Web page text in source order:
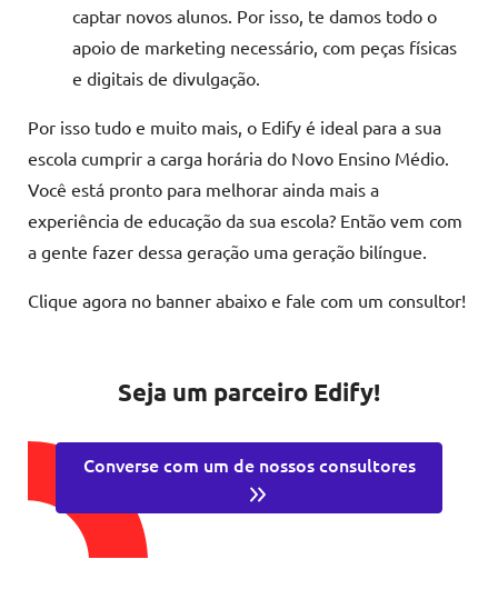
captar novos alunos. Por isso, te damos todo o
apoio de marketing necessário, com peças físicas
e digitais de divulgação.
Por isso tudo e muito mais, o Edify é ideal para a sua
escola cumprir a carga horária do Novo Ensino Médio.
Você está pronto para melhorar ainda mais a
experiência de educação da sua escola? Então vem com
a gente fazer dessa geração uma geração bilíngue.
Clique agora no banner abaixo e fale com um consultor!
Seja um parceiro Edify!
Converse com um de nossos consultores